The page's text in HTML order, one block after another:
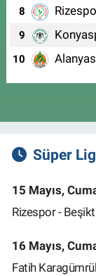
8
9
10
Süper
15 Mayıs,
Rizespor -
16 Mayıs,
Fatih